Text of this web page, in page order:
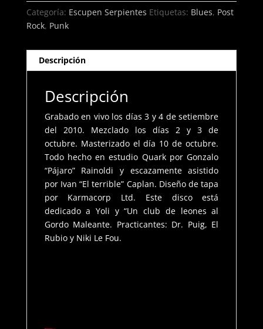
Categoría: Escupen Serpientes Etiquetas: Blues, Post
Rock, Punk
Descripción
Descripción
Grabado en vivo los días 3 y 4 de setiembre
del 2010. Mezclado los días 2 y 3 de
octubre. Masterizado el día 10 de octubre.
Todo hecho en estudio Quark por Gonzalo
“Pájaro” Rainoldi y escazamente asistido
por Ivan “El terrible” Caplan. Diseño de tapa
por Karmacorp Ltd. Este disco está
dedicado a Yoli y “Un club de leones al
Gordo Maleante. Practicantes: Dr. Puig, El
Rubio y Niki Le Fou.